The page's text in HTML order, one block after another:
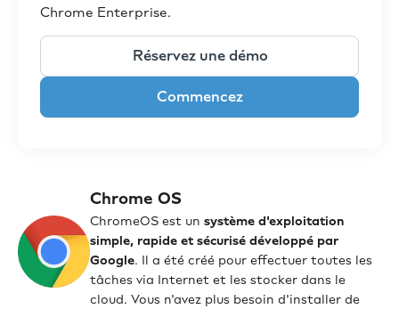
Chrome Enterprise.
Réservez une démo
Commencez
Chrome OS
ChromeOS est un système d'exploitation
simple, rapide et sécurisé développé par
Google. Il a été créé pour effectuer toutes les
tâches via Internet et les stocker dans le
cloud. Vous n'avez plus besoin d'installer de